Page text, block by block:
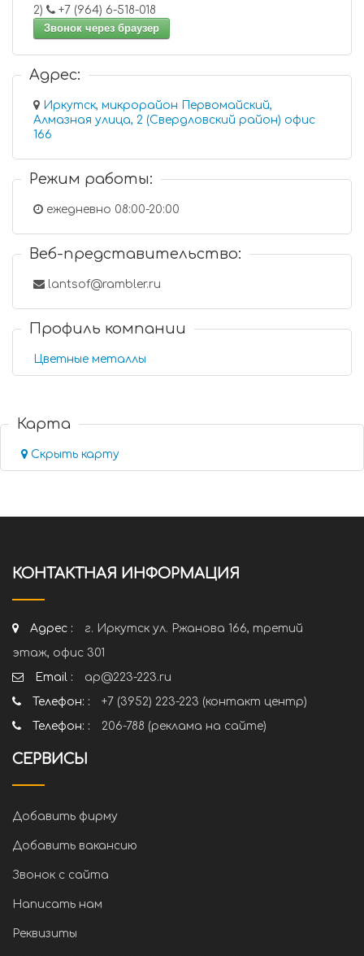
2)
+7 (964) 6-518-018
Звонок через браузер
Адрес:
Иркутск, микрорайон Первомайский,
Алмазная улица, 2 (Свердловский район) офис
166
Режим работы:
ежедневно 08:00-20:00
Веб-представительство:
lantsof@rambler.ru
Профиль компании
Цветные металлы
Карта
Скрыть карту
КОНТАКТНАЯ ИНФОРМАЦИЯ
Адрес :
г. Иркутск ул. Ржанова 166, третий
этаж, офис 301
Email :
ap@223-223.ru
Телефон: :
+7 (3952) 223-223 (контакт центр)
Телефон: :
206-788 (реклама на сайте)
СЕРВИСЫ
Добавить фирму
Добавить вакансию
Звонок с сайта
Написать нам
Реквизиты